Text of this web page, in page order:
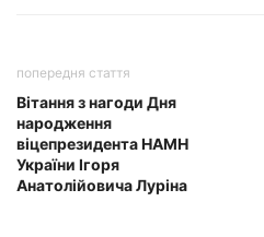
попередня стаття
Вітання з нагоди Дня
народження
віцепрезидента НАМН
України Ігоря
Анатолійовича Луріна